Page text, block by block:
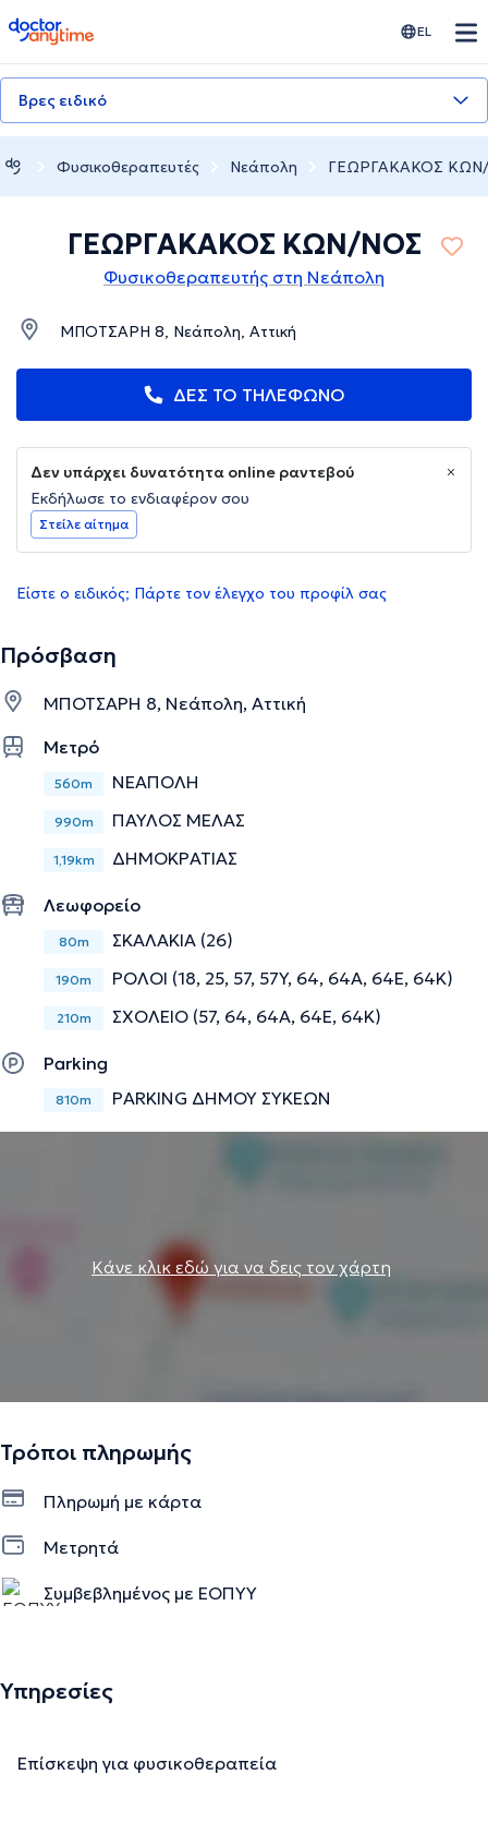
doctoranytime EL
Βρες ειδικό
Φυσικοθεραπευτές Νεάπολη ΓΕΩΡΓΑΚΑΚΟΣ
ΓΕΩΡΓΑΚΑΚΟΣ ΚΩΝ/ΝΟΣ
Φυσικοθεραπευτής στη Νεάπολη
ΜΠΟΤΣΑΡΗ 8, Νεάπολη, Αττική
ΔΕΣ ΤΟ ΤΗΛΕΦΩΝΟ
Δεν υπάρχει δυνατότητα online ραντεβού
Εκδήλωσε το ενδιαφέρον σου
Στείλε αίτημα
Είστε ο ειδικός; Πάρτε τον έλεγχο του προφίλ σας
Πρόσβαση
ΜΠΟΤΣΑΡΗ 8, Νεάπολη, Αττική
Μετρό
560m ΝΕΑΠΟΛΗ
990m ΠΑΥΛΟΣ ΜΕΛΑΣ
1,19km ΔΗΜΟΚΡΑΤΙΑΣ
Λεωφορείο
80m ΣΚΑΛΑΚΙΑ (26)
190m ΡΟΛΟΙ (18, 25, 57, 57Y, 64, 64Α, 64Ε, 64Κ)
210m ΣΧΟΛΕΙΟ (57, 64, 64A, 64E, 64K)
Parking
810m PARKING ΔΗΜΟΥ ΣΥΚΕΩΝ
Κάνε κλικ εδώ για να δεις τον χάρτη
Τρόποι πληρωμής
Πληρωμή με κάρτα
Μετρητά
Συμβεβλημένος με ΕΟΠΥΥ
Υπηρεσίες
Επίσκεψη για φυσικοθεραπεία